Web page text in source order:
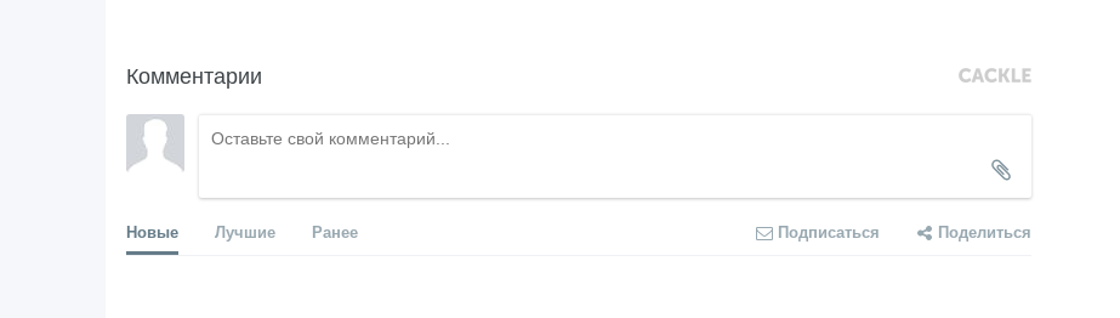
Комментарии
Новые Лучшие Ранее Подписаться Поделиться